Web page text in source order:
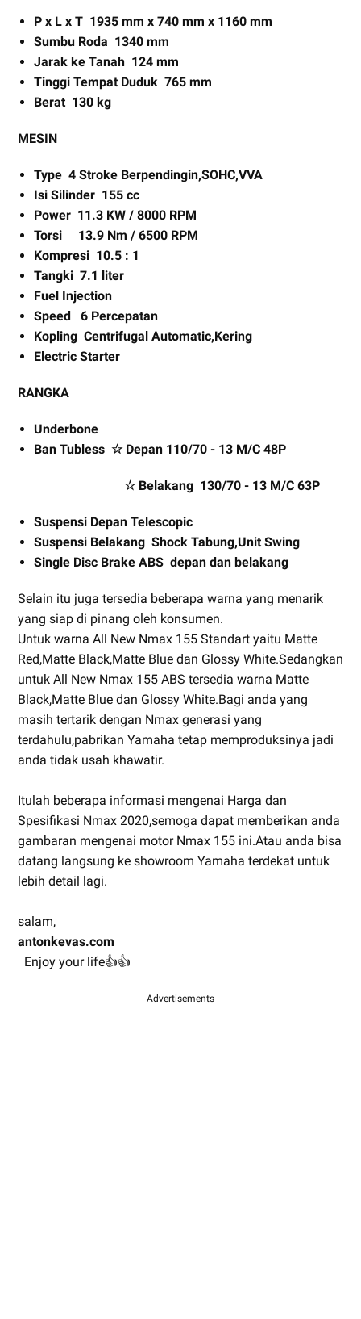
P x L x T 1935 mm x 740 mm x 1160 mm
Sumbu Roda 1340 mm
Jarak ke Tanah 124 mm
Tinggi Tempat Duduk 765 mm
Berat 130 kg
MESIN
Type 4 Stroke Berpendingin,SOHC,VVA
Isi Silinder 155 cc
Power 11.3 KW / 8000 RPM
Torsi 13.9 Nm / 6500 RPM
Kompresi 10.5 : 1
Tangki 7.1 liter
Fuel Injection
Speed 6 Percepatan
Kopling Centrifugal Automatic,Kering
Electric Starter
RANGKA
Underbone
Ban Tubless ☆ Depan 110/70 - 13 M/C 48P
☆ Belakang 130/70 - 13 M/C 63P
Suspensi Depan Telescopic
Suspensi Belakang Shock Tabung,Unit Swing
Single Disc Brake ABS depan dan belakang
Selain itu juga tersedia beberapa warna yang menarik
yang siap di pinang oleh konsumen.
Untuk warna All New Nmax 155 Standart yaitu Matte
Red,Matte Black,Matte Blue dan Glossy White.Sedangkan
untuk All New Nmax 155 ABS tersedia warna Matte
Black,Matte Blue dan Glossy White.Bagi anda yang
masih tertarik dengan Nmax generasi yang
terdahulu,pabrikan Yamaha tetap memproduksinya jadi
anda tidak usah khawatir.
Itulah beberapa informasi mengenai Harga dan
Spesifikasi Nmax 2020,semoga dapat memberikan anda
gambaran mengenai motor Nmax 155 ini.Atau anda bisa
datang langsung ke showroom Yamaha terdekat untuk
lebih detail lagi.
salam,
antonkevas.com
Enjoy your life👍👍
Advertisements